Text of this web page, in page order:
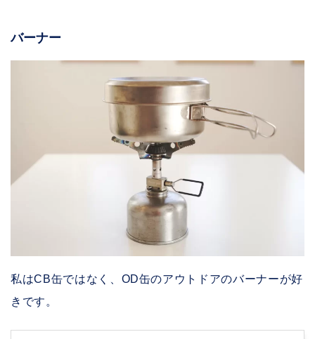
バーナー
私はCB缶ではなく、OD缶のアウトドアのバーナーが好
きです。